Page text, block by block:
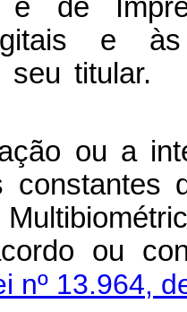
e de
e
seu
ou a
ou
nº 13.964,